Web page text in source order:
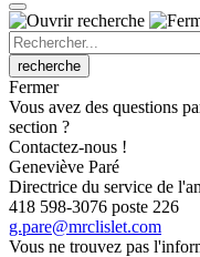
Fermer
Vous avez des questions
section ?
Contactez-nous !
Geneviève Paré
Directrice du service de
418 598-3076 poste 226
g.pare@mrclislet.com
Vous ne trouvez pas